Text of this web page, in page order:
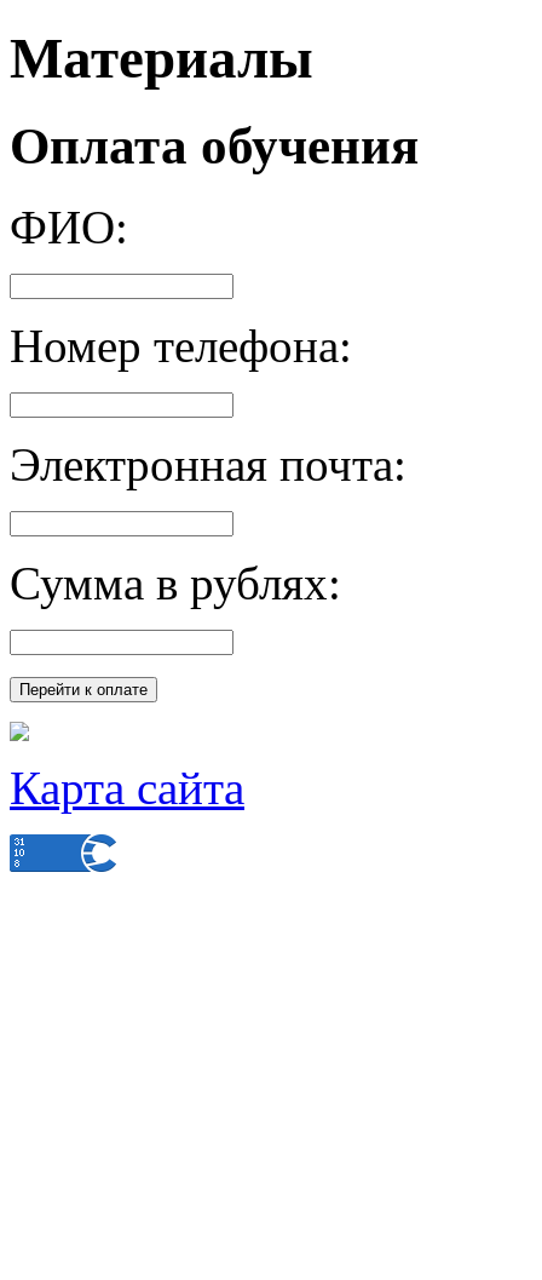
Материалы
Оплата обучения
ФИО:
Номер телефона:
Электронная почта:
Сумма в рублях:
Карта сайта